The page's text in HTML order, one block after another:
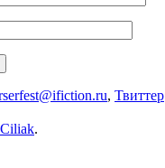
, Твиттер
.